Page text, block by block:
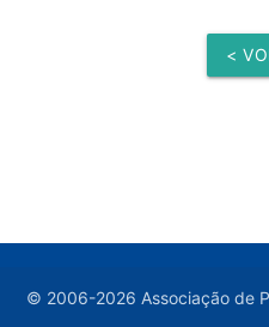
<
© 2006-2026 Associação de